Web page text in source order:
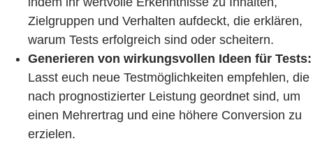
Zielgruppen und Verhalten aufdeckt, die erklären,
warum Tests erfolgreich sind oder scheitern.
Generieren von wirkungsvollen Ideen für Tests:
Lasst euch neue Testmöglichkeiten empfehlen, die
nach prognostizierter Leistung geordnet sind, um
einen Mehrertrag und eine höhere Conversion zu
erzielen.